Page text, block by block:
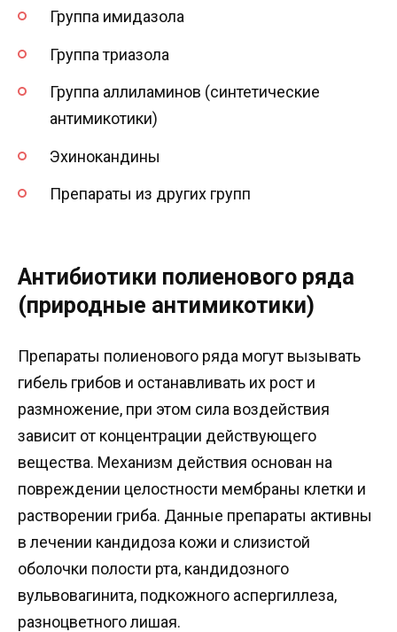
Группа имидазола
Группа триазола
Группа аллиламинов (синтетические
антимикотики)
Эхинокандины
Препараты из других групп
Антибиотики полиенового ряда
(природные антимикотики)
Препараты полиенового ряда могут вызывать
гибель грибов и останавливать их рост и
размножение, при этом сила воздействия
зависит от концентрации действующего
вещества. Механизм действия основан на
повреждении целостности мембраны клетки и
растворении гриба. Данные препараты активны
в лечении кандидоза кожи и слизистой
оболочки полости рта, кандидозного
вульвовагинита, подкожного аспергиллеза,
разноцветного лишая.